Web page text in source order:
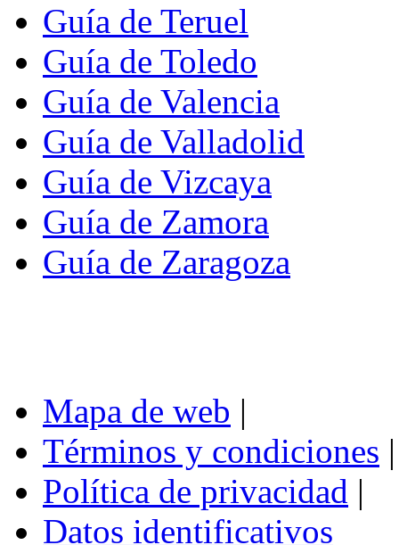
Guía de Teruel
Guía de Toledo
Guía de Valencia
Guía de Valladolid
Guía de Vizcaya
Guía de Zamora
Guía de Zaragoza
Mapa de web |
Términos y condiciones |
Política de privacidad |
Datos identificativos